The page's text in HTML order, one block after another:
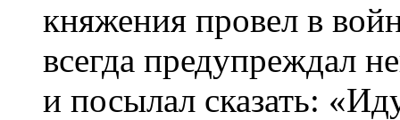
княжения провел в
всегда предупреждал
и посылал сказать: